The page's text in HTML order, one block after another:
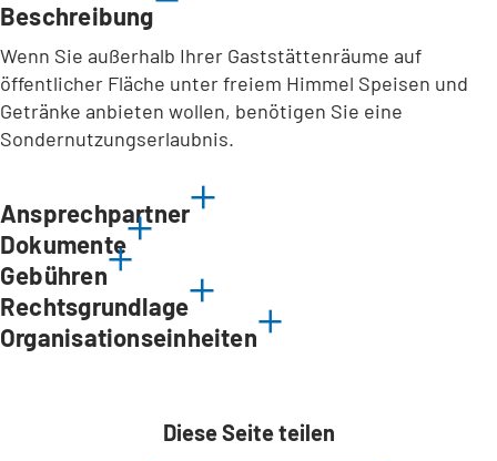
Beschreibung
Wenn Sie außerhalb Ihrer Gaststättenräume auf
öffentlicher Fläche unter freiem Himmel Speisen und
Getränke anbieten wollen, benötigen Sie eine
Sondernutzungserlaubnis.
Ansprechpartner
Dokumente
Gebühren
Rechtsgrundlage
Organisationseinheiten
Diese Seite teilen